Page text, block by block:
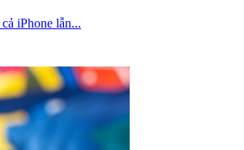
iPhone lẫn...